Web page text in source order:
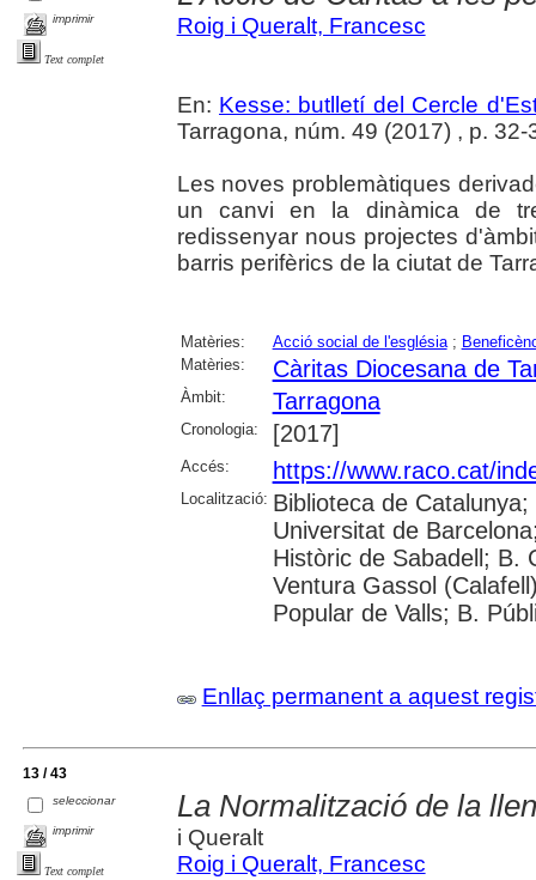
imprimir
Text complet
Roig i Queralt, Francesc
En: Kesse: butlletí del Cercle
Tarragona, núm. 49 (2017) , p. 32-
Les noves problemàtiques
un canvi en la dinàmica de
redissenyar nous projectes
barris perifèrics de la ciutat de
Matèries: Acció social de l'església;
Matèries:
Càritas Diocesana de
Àmbit: Tarragona
Cronologia: [2017]
Accés: https://www.raco.cat/
Localització: Biblioteca de
Universitat de
Històric de Sabadell; B.
Ventura Gassol
Popular de Valls; B.
Enllaç permanent a aquest
13 / 43
seleccionar
imprimir
Text complet
La Normalització de la
i Queralt
Roig i Queralt, Francesc